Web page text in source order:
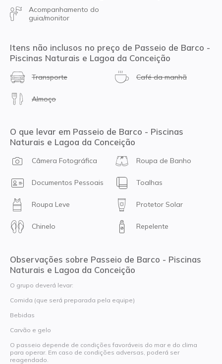
Acompanhamento do
guia/monitor
Itens não inclusos no preço de Passeio de Barco -
Piscinas Naturais e Lagoa da Conceição
Transporte Café da manhã
Almoço
O que levar em Passeio de Barco - Piscinas
Naturais e Lagoa da Conceição
Câmera Fotográfica Roupa de Banho
Documentos Pessoais Toalhas
Roupa Leve Protetor Solar
Chinelo Repelente
Observações sobre Passeio de Barco - Piscinas
Naturais e Lagoa da Conceição
O grupo deverá levar:
Comida (que será preparada pela equipe)
Bebidas
Carvão e gelo
O passeio depende de condições favoráveis do mar e do clima
para operar. Em caso de condições adversas, poderá ser
reagendado.